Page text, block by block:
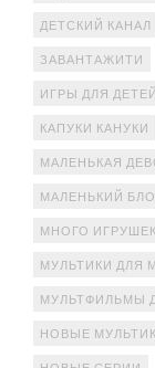
ДЕТСКИЙ КАНАЛ
ЗАВАНТАЖИТИ
ИГРЫ ДЛЯ ДЕТЕЙ
КАПУКИ КАНУКИ
МАЛЕНЬКАЯ
МАЛЕНЬКИЙ
МНОГО ИГРУШЕК
МУЛЬТИКИ ДЛЯ
МУЛЬТФИЛЬМЫ
НОВЫЕ